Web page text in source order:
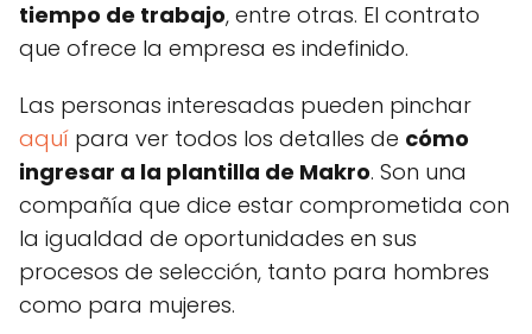
tiempo de trabajo, entre otras. El contrato
que ofrece la empresa es indefinido.
Las personas interesadas pueden pinchar
aquí para ver todos los detalles de cómo
ingresar a la plantilla de Makro. Son una
compañía que dice estar comprometida con
la igualdad de oportunidades en sus
procesos de selección, tanto para hombres
como para mujeres.